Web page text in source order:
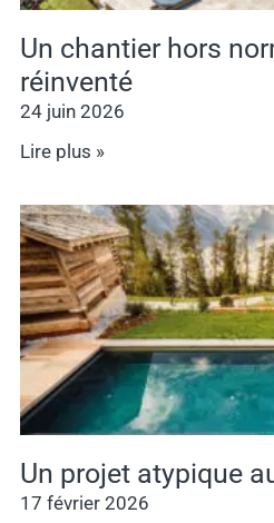
Un chantier hors
réinventé
24 juin 2026
Lire plus »
Un projet atypique
17 février 2026